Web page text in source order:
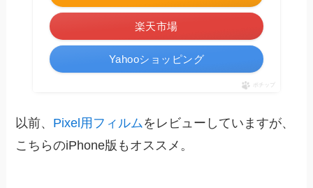
楽天市場
Yahooショッピング
ポチップ
以前、 Pixel用フィルム をレビューしていますが、
こちらのiPhone版もオススメ。